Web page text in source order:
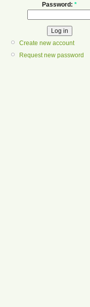
Password: *
Create new account
Request new password